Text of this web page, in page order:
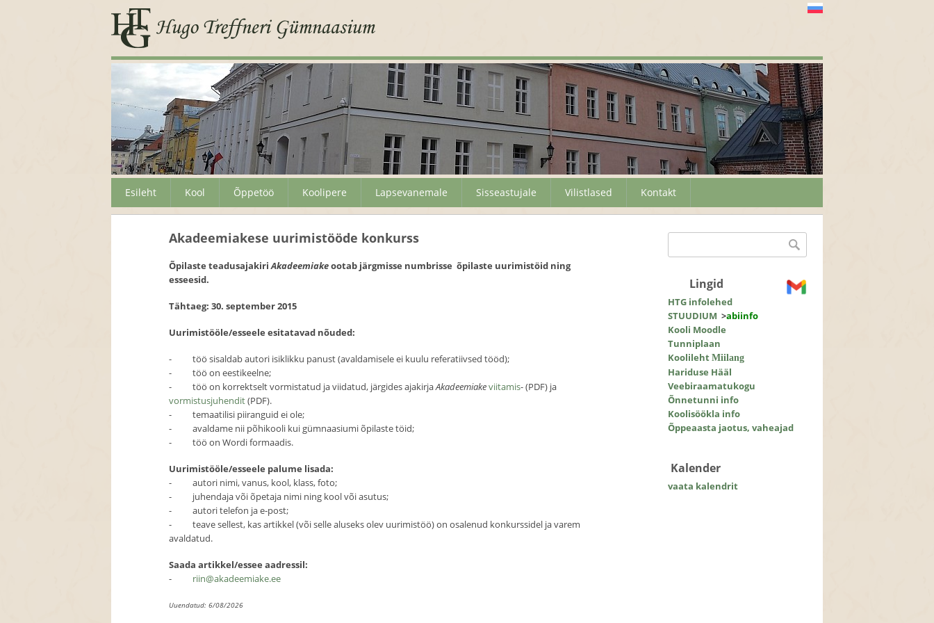
Esileht Kool Õppetöö Koolipere Lapsevanemale Sisseastujale Vilistlased Kontakt
Akadeemiakese uurimistööde konkurss
Õpilaste teadusajakiriAkadeemiakeootab järgmisse numbrisse õpilaste uurimistöid ning
esseesid.
Tähtaeg: 30. september 2015
Uurimistööle/esseele esitatavad nõuded:
- töö sisaldab autori isiklikku panust (avaldamisele ei kuulu referatiivsed tööd);
- töö on eestikeelne;
- töö on korrektselt vormistatud ja viidatud, järgides ajakirjaAkadeemiakeviitamis- (PDF) ja
vormistusjuhendit(PDF).
- temaatilisi piiranguid ei ole;
- avaldame nii põhikooli kui gümnaasiumi õpilaste töid;
- töö on Wordi formaadis.
Uurimistööle/esseele palume lisada:
- autori nimi, vanus, kool, klass, foto;
- juhendaja või õpetaja nimi ning kool või asutus;
- autori telefon ja e-post;
- teave sellest, kas artikkel (või selle aluseks olev uurimistöö) on osalenud konkurssidel ja varem
avaldatud.
Saada artikkel/essee aadressil:
- riin@akadeemiake.ee
Uuendatud: 6/08/2026
Otsinguvorm
Lingid
HTG infolehed
STUUDIUM >abiinfo
Kooli Moodle
Tunniplaan
KoolilehtMiilang
Hariduse Hääl
Veebiraamatukogu
Õnnetunni info
Koolisöökla info
Õppeaasta jaotus, vaheajad
Kalender
vaata kalendrit